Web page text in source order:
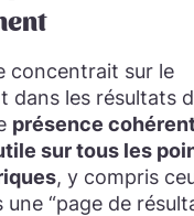
concentrait sur le
dans les résultats
présence
sur tous les
, y compris
“page de